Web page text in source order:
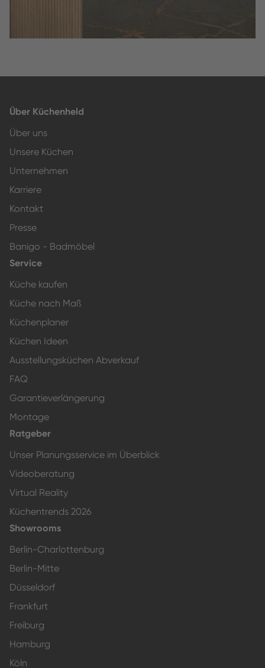
Über Küchenheld
Über uns
Unsere Küchen
Unternehmen
Karriere
Kontakt
Presse
Banigo - Badmöbel
Service
Küche kaufen
Küche nach Maß
Küchenplaner
Küchen Ideen
Ausstellungsküchen Abverkauf
FAQ
Garantieverlängerung
Montage
Ratgeber
Unser Planungsservice im Überblick
Videoberatung
Virtual Reality
Küchentrends 2026
Showrooms
Berlin-Charlottenburg
Berlin-Mitte
Düsseldorf
Frankfurt
Freiburg
Hamburg
Köln